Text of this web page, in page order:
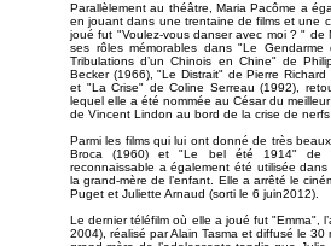
Parallèlement au théâtre, Maria Pacôme a
en jouant dans une trentaine de films et une
joué fut "Voulez-vous danser avec moi ? "
ses rôles mémorables dans "Le
Tribulations d’un Chinois en Chine" de
Becker (1966), "Le Distrait" de Pierre
et "La Crise" de Coline Serreau (1992),
lequel elle a été nommée au César du
de Vincent Lindon au bord de la crise de nerfs
Parmi les films qui lui ont donné de très
Broca (1960) et "Le bel été 1914" de
reconnaissable a également été utilisée
la grand-mère de l’enfant. Elle a arrêté le
Puget et Juliette Arnaud (sorti le 6 juin2012).
Le dernier téléfilm où elle a joué fut "Emma",
2004), réalisé par Alain Tasma et diffusé le